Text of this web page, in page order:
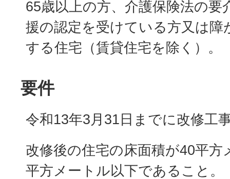
65歳以上の方、介護保険法の要
援の認定を受けている方又は障
する住宅（賃貸住宅を除く）。
要件
令和13年3月31日までに改修工
改修後の住宅の床面積が40平方
平方メートル以下であること。